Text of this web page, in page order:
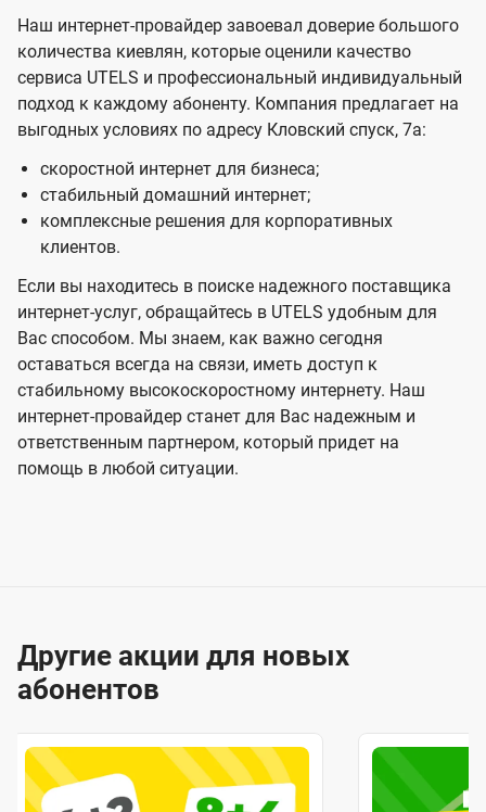
Наш интернет-провайдер завоевал доверие большого
количества киевлян, которые оценили качество
сервиса UTELS и профессиональный индивидуальный
подход к каждому абоненту. Компания предлагает на
выгодных условиях по адресу Кловский спуск, 7а:
скоростной интернет для бизнеса;
стабильный домашний интернет;
комплексные решения для корпоративных
клиентов.
Если вы находитесь в поиске надежного поставщика
интернет-услуг, обращайтесь в UTELS удобным для
Вас способом. Мы знаем, как важно сегодня
оставаться всегда на связи, иметь доступ к
стабильному высокоскоростному интернету. Наш
интернет-провайдер станет для Вас надежным и
ответственным партнером, который придет на
помощь в любой ситуации.
Другие акции для новых
абонентов